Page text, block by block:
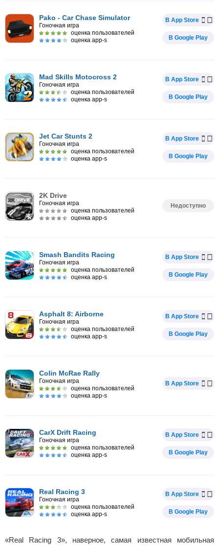
Pako - Car Chase Simulator
Гоночная игра
оценка пользователей
оценка app-s
В App Store
В Google Play
Mad Skills Motocross 2
Гоночная игра
оценка пользователей
оценка app-s
В App Store
В Google Play
Jet Car Stunts 2
Гоночная игра
оценка пользователей
оценка app-s
В App Store
В Google Play
2K Drive
Гоночная игра
оценка пользователей
оценка app-s
Недоступно
Smash Bandits Racing
Гоночная игра
оценка пользователей
оценка app-s
В App Store
В Google Play
Asphalt 8: Airborne
Гоночная игра
оценка пользователей
оценка app-s
В App Store
В Google Play
Colin McRae Rally
Гоночная игра
оценка пользователей
оценка app-s
В App Store
CarX Drift Racing
Гоночная игра
оценка пользователей
оценка app-s
В App Store
В Google Play
Real Racing 3
Гоночная игра
оценка пользователей
оценка app-s
В App Store
В Google Play
«Real Racing 3», наверное, самая известная мобильная